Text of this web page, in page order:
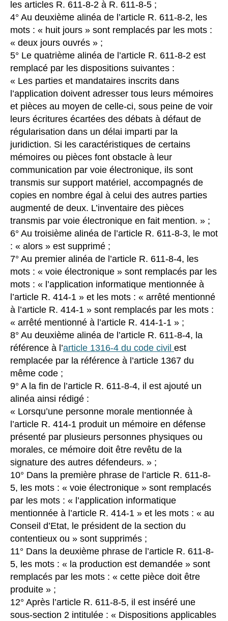
les articles R. 611-8-2 à R. 611-8-5 ;
4° Au deuxième alinéa de l’article R. 611-8-2, les
mots : « huit jours » sont remplacés par les mots :
« deux jours ouvrés » ;
5° Le quatrième alinéa de l’article R. 611-8-2 est
remplacé par les dispositions suivantes :
« Les parties et mandataires inscrits dans
l’application doivent adresser tous leurs mémoires
et pièces au moyen de celle-ci, sous peine de voir
leurs écritures écartées des débats à défaut de
régularisation dans un délai imparti par la
juridiction. Si les caractéristiques de certains
mémoires ou pièces font obstacle à leur
communication par voie électronique, ils sont
transmis sur support matériel, accompagnés de
copies en nombre égal à celui des autres parties
augmenté de deux. L’inventaire des pièces
transmis par voie électronique en fait mention. » ;
6° Au troisième alinéa de l’article R. 611-8-3, le mot
: « alors » est supprimé ;
7° Au premier alinéa de l’article R. 611-8-4, les
mots : « voie électronique » sont remplacés par les
mots : « l’application informatique mentionnée à
l’article R. 414-1 » et les mots : « arrêté mentionné
à l’article R. 414-1 » sont remplacés par les mots :
« arrêté mentionné à l’article R. 414-1-1 » ;
8° Au deuxième alinéa de l’article R. 611-8-4, la
référence à l’article 1316-4 du code civil est
remplacée par la référence à l’article 1367 du
même code ;
9° A la fin de l’article R. 611-8-4, il est ajouté un
alinéa ainsi rédigé :
« Lorsqu’une personne morale mentionnée à
l’article R. 414-1 produit un mémoire en défense
présenté par plusieurs personnes physiques ou
morales, ce mémoire doit être revêtu de la
signature des autres défendeurs. » ;
10° Dans la première phrase de l’article R. 611-8-
5, les mots : « voie électronique » sont remplacés
par les mots : « l’application informatique
mentionnée à l’article R. 414-1 » et les mots : « au
Conseil d’Etat, le président de la section du
contentieux ou » sont supprimés ;
11° Dans la deuxième phrase de l’article R. 611-8-
5, les mots : « la production est demandée » sont
remplacés par les mots : « cette pièce doit être
produite » ;
12° Après l’article R. 611-8-5, il est inséré une
sous-section 2 intitulée : « Dispositions applicables